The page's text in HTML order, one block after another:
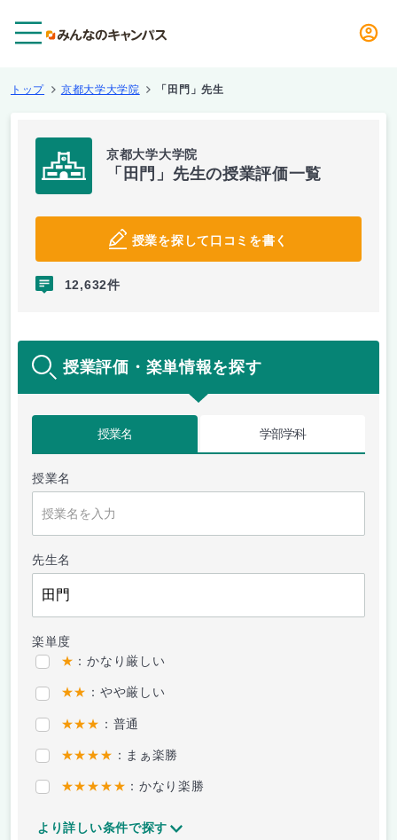
トップ 京都大学大学院 「田門」先生
京都大学大学院
「田門」先生の授業評価一覧
授業を探して口コミを書く
12,632件
授業評価・楽単情報を探す
授業名 学部学科
授業名
先生名
楽単度
★ ：かなり厳しい
★★ ：やや厳しい
★★★ ：普通
★★★★ ：まぁ楽勝
★★★★★ ：かなり楽勝
より詳しい条件で探す